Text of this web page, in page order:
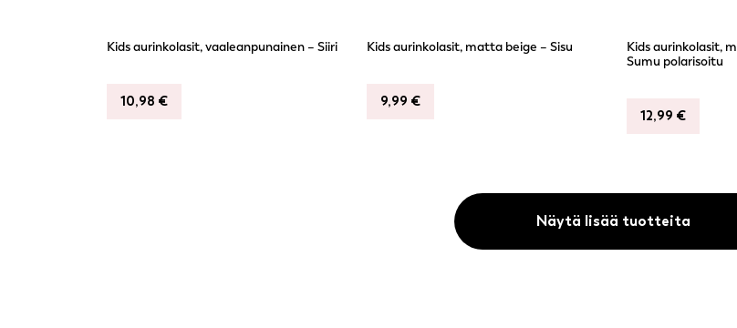
Kids aurinkolasit, vaaleanpunainen – Siiri
10,98 €
Kids aurinkolasit, matta beige – Sisu
9,99 €
Kids aurinkolasit,
Sumu polarisoitu
12,99 €
Näytä lisää tuotteita